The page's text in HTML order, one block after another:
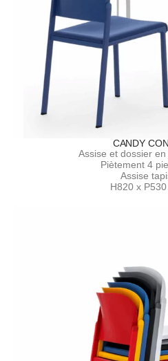
CANDY
Assise et dossier
Piètement 4
Assise
H820 x